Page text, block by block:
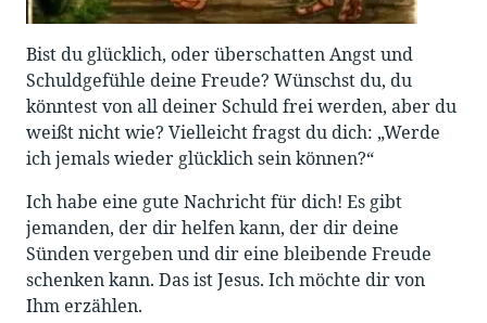
Bist du glücklich, oder überschatten Angst und
Schuldgefühle deine Freude? Wünschst du, du
könntest von all deiner Schuld frei werden, aber du
weißt nicht wie? Vielleicht fragst du dich: „Werde
ich jemals wieder glücklich sein können?“
Ich habe eine gute Nachricht für dich! Es gibt
jemanden, der dir helfen kann, der dir deine
Sünden vergeben und dir eine bleibende Freude
schenken kann. Das ist Jesus. Ich möchte dir von
Ihm erzählen.